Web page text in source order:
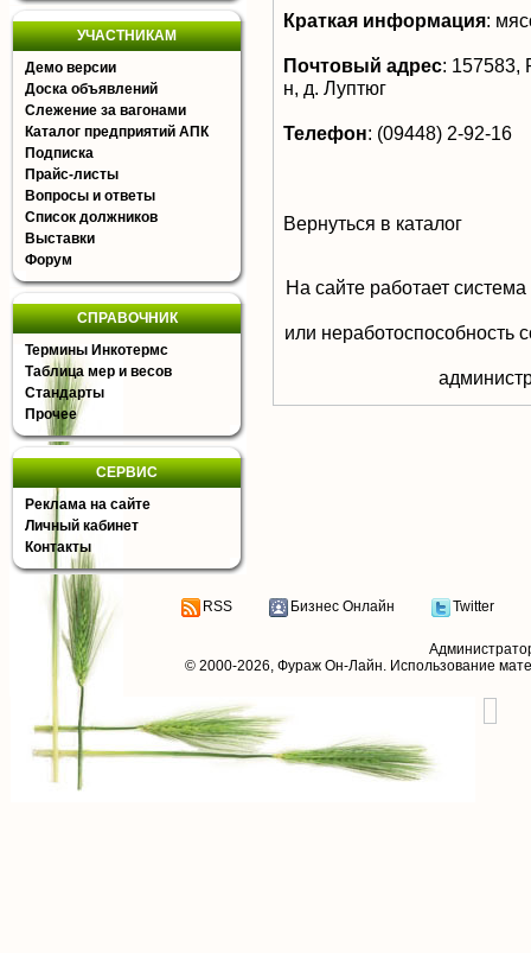
УЧАСТНИКАМ
Демо версии
Доска объявлений
Слежение за вагонами
Каталог предприятий АПК
Подписка
Прайс-листы
Вопросы и ответы
Список должников
Выставки
Форум
СПРАВОЧНИК
Термины Инкотермс
Таблица мер и весов
Стандарты
Прочее
СЕРВИС
Реклама на сайте
Личный кабинет
Контакты
Краткая информация:
Почтовый адрес: 157583,
н, д. Луптюг
Телефон: (09448) 2-92-16
Вернуться в каталог
На сайте работает
или неработоспособность
RSS Бизнес Онлайн Twitter
© 2000-2026, Фураж Он-Лайн. Использование